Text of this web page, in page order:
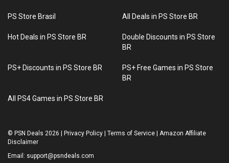
PS Store Brasil All Deals in PS Store BR
Hot Deals in PS Store BR
Double Discounts in PS Store
BR
PS+ Discounts in PS Store BR
PS+ Free Games in PS Store
BR
All PS4 Games in PS Store BR
© PSN Deals 2026 Privacy Policy Terms of Service
Amazon Affiliate
Disclaimer
Email: support@psndeals.com